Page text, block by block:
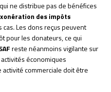
ne distribue pas de bénéfices
des impôts
cas. Les dons reçus peuvent
pour les donateurs, ce qui
reste néanmoins vigilante sur
économiques
commerciale doit être